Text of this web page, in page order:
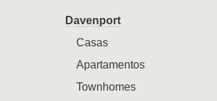
Davenport
Casas
Apartamentos
Townhomes